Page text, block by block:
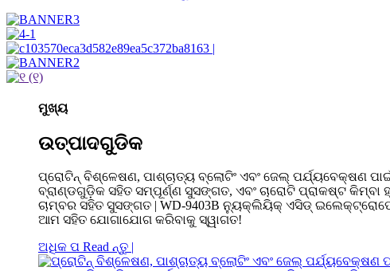
ମୁଖ୍ୟ
ଉତ୍ପାଦଗୁଡିକ
ପ୍ରୋଟିନ୍ ବିଶ୍ଳେଷଣ, ପାଶ୍ଚାତ୍ୟ ବ୍ଲୋଟିଂ ଏବଂ ଜେଲ୍ ପର୍ଯ୍ୟବେକ୍ଷଣ
ବ୍ରାଣ୍ଡଗୁଡ଼ିକ ସହିତ ସମ୍ପୂର୍ଣ୍ଣ ସୁସଙ୍ଗତ, ଏବଂ ଚାରୋଟି ପ୍ରାକଷ୍ଟ କିମ୍ବା
ଚାମ୍ବର ସହିତ ସୁସଙ୍ଗତ | WD-9403B ନ୍ୟୁକ୍ଲିୟିକ୍ ଏସିଡ୍
ଆମ ସହିତ ଯୋଗାଯୋଗ କରିବାକୁ ସ୍ୱାଗତ!
ଅଧିକ ପ Read ନ୍ତୁ |